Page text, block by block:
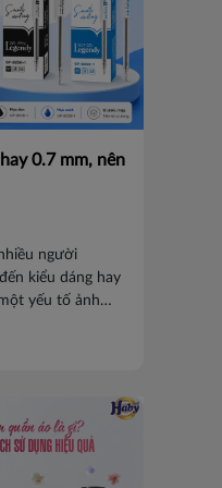
0.7 mm, nên
người
kiểu dáng hay
yếu tố ảnh
nghiệm viết:
nay, hai loại
tìm hiểu để
nhu cầu của
nhé.